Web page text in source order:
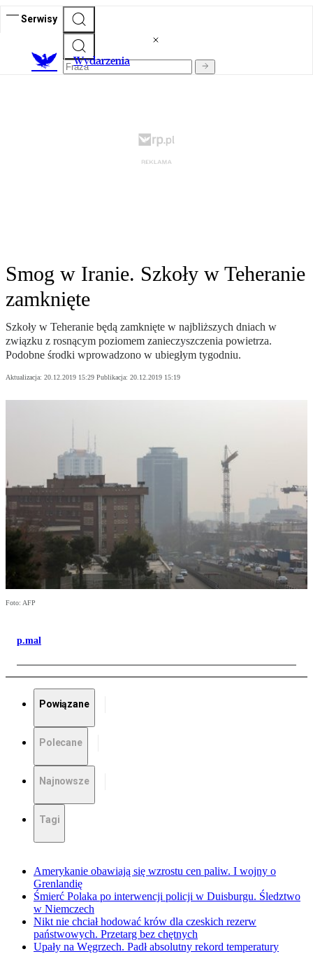
Serwisy
Wydarzenia
Smog w Iranie. Szkoły w Teheranie
zamknięte
Szkoły w Teheranie będą zamknięte w najbliższych dniach w
związku z rosnącym poziomem zanieczyszczenia powietrza.
Podobne środki wprowadzono w ubiegłym tygodniu.
Aktualizacja: 20.12.2019 15:29 Publikacja: 20.12.2019 15:19
Foto: AFP
p.mal
Powiązane
Polecane
Najnowsze
Tagi
Amerykanie obawiają się wzrostu cen paliw. I wojny o
Grenlandię
Śmierć Polaka po interwencji policji w Duisburgu. Śledztwo
w Niemczech
Nikt nie chciał hodować krów dla czeskich rezerw
państwowych. Przetarg bez chętnych
Upały na Węgrzech. Padł absolutny rekord temperatury